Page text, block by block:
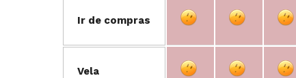
Ir de compras
Vela